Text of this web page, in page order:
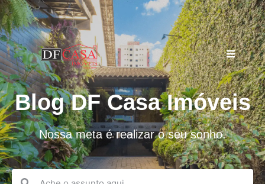
Blog DF Casa Imóveis
Nossa meta é realizar o seu sonho.